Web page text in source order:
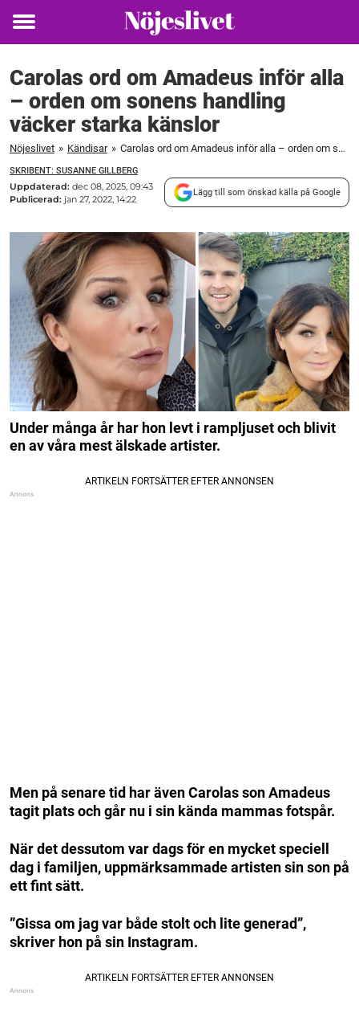
Toggle
Carolas ord om Amadeus inför alla
– orden om sonens handling
väcker starka känslor
Nöjeslivet » Kändisar » Carolas ord om Amadeus inför alla – orden om sonens handling väcker starka känslor
SKRIBENT: SUSANNE GILLBERG
Uppdaterad: dec 08, 2025, 09:43
Publicerad: jan 27, 2022, 14:22
Lägg till som önskad källa på Google
Under många år har hon levt i rampljuset och blivit
en av våra mest älskade artister.
Men på senare tid har även Carolas son Amadeus
tagit plats och går nu i sin kända mammas fotspår.
När det dessutom var dags för en mycket speciell
dag i familjen, uppmärksammade artisten sin son på
ett fint sätt.
”Gissa om jag var både stolt och lite generad”,
skriver hon på sin Instagram.